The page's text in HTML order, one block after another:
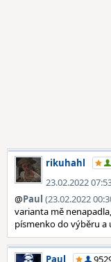
rikuhahl
23.02.2022
@Paul (23.02.2022
varianta mě
písmenko do výběru a
Paul